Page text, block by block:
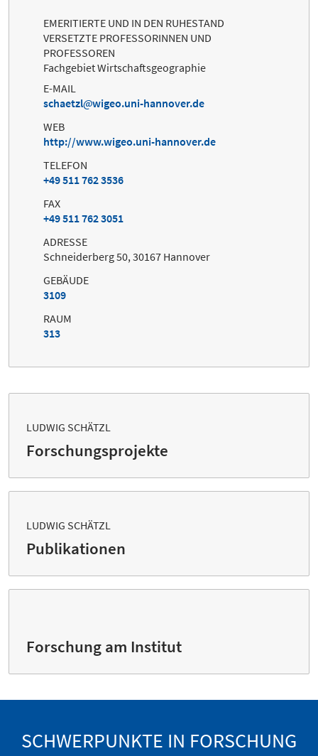
EMERITIERTE UND IN DEN RUHESTAND
VERSETZTE PROFESSORINNEN UND
PROFESSOREN
Fachgebiet Wirtschaftsgeographie
E-MAIL
schaetzl
wigeo.uni-hannover.de
WEB
http://www.wigeo.uni-hannover.de
TELEFON
+49 511 762 3536
FAX
+49 511 762 3051
ADRESSE
Schneiderberg 50, 30167 Hannover
GEBÄUDE
3109
RAUM
313
LUDWIG SCHÄTZL
Forschungsprojekte
LUDWIG SCHÄTZL
Publikationen
Forschung am Institut
SCHWERPUNKTE IN FORSCHUNG